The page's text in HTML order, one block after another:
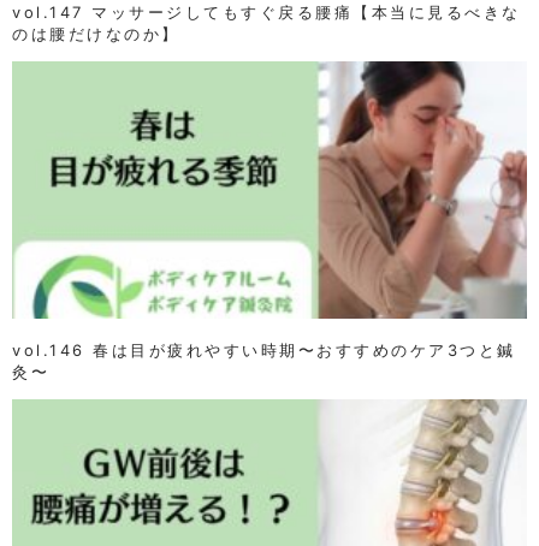
vol.147 マッサージしてもすぐ戻る腰痛【本当に見るべきな
のは腰だけなのか】
vol.146 春は目が疲れやすい時期〜おすすめのケア3つと鍼
灸〜